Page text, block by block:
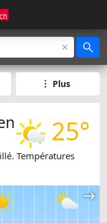
Plus
25°
Températures